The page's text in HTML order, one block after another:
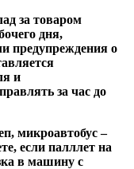
за товаром
дня,
предупреждения о
и
за час до
микроавтобус –
если палллет на
в машину с